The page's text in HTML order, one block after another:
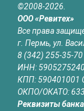
©2008-2026.
ООО «Ревитех»
Все права
г. Пермь, ул.
8 (342) 255-35-70
ИНН:
КПП: 590401001
ОКПО/ОКАТО:
Реквизиты банка